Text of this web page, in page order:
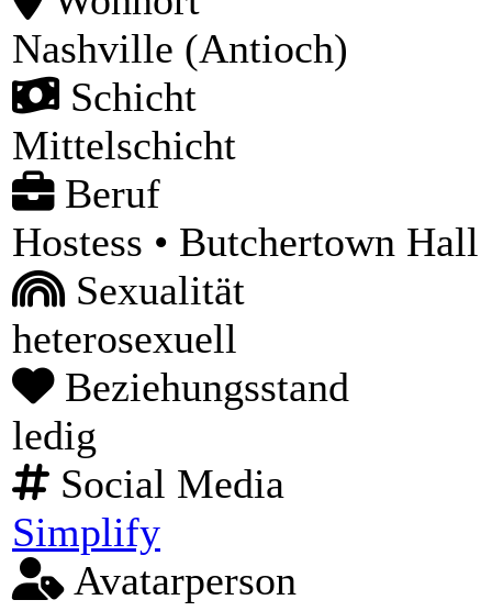
Nashville (Antioch)
Schicht
Mittelschicht
Beruf
Hostess • Butchertown Hall
Sexualität
heterosexuell
Beziehungsstand
ledig
Social Media
Simplify
Avatarperson